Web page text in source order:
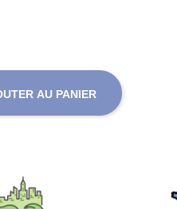
AU PANIER